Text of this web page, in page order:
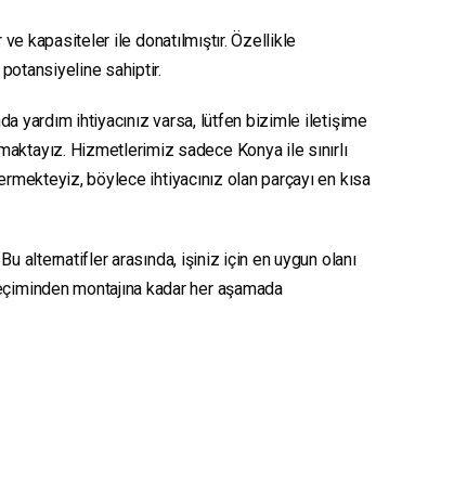
kapasiteler ile donatılmıştır. Özellikle
potansiyeline sahiptir.
yardım ihtiyacınız varsa, lütfen bizimle iletişime
Hizmetlerimiz sadece Konya ile sınırlı
böylece ihtiyacınız olan parçayı en kısa
alternatifler arasında, işiniz için en uygun olanı
montajına kadar her aşamada